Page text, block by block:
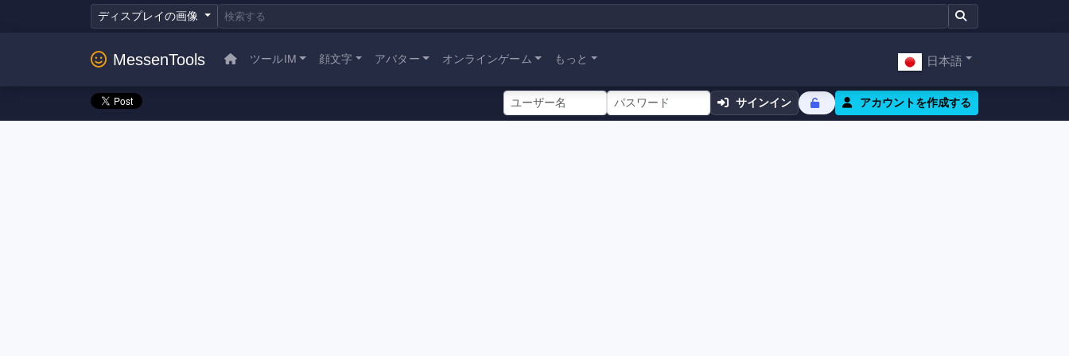
ディスプレイの画像
MessenTools ツールIM 顔文字 アバター オンラインゲーム もっと 日本語
サインイン アカウントを作成する